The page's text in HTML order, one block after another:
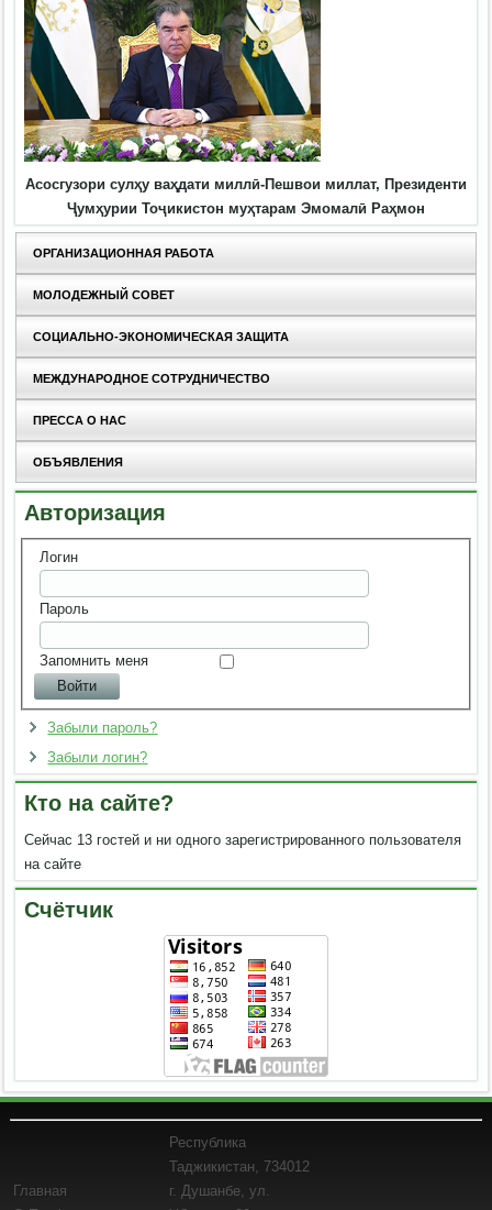
Асосгузори сулҳу ваҳдати миллӣ-Пешвои миллат, Президенти
Ҷумҳурии Тоҷикистон муҳтарам Эмомалӣ Раҳмон
ОРГАНИЗАЦИОННАЯ РАБОТА
МОЛОДЕЖНЫЙ СОВЕТ
СОЦИАЛЬНО-ЭКОНОМИЧЕСКАЯ ЗАЩИТА
МЕЖДУНАРОДНОЕ СОТРУДНИЧЕСТВО
ПРЕССА О НАС
ОБЪЯВЛЕНИЯ
Авторизация
Логин
Пароль
Запомнить меня
Забыли пароль?
Забыли логин?
Кто на сайте?
Сейчас 13 гостей и ни одного зарегистрированного пользователя
на сайте
Счётчик
Главная
Республика
Таджикистан, 734012
г. Душанбе, ул.